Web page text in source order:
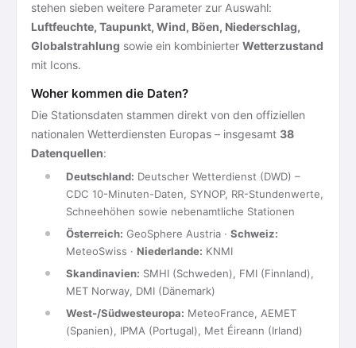
stehen sieben weitere Parameter zur Auswahl:
Luftfeuchte, Taupunkt, Wind, Böen, Niederschlag,
Globalstrahlung sowie ein kombinierter Wetterzustand
mit Icons.
Woher kommen die Daten?
Die Stationsdaten stammen direkt von den offiziellen
nationalen Wetterdiensten Europas – insgesamt 38
Datenquellen:
Deutschland: Deutscher Wetterdienst (DWD) –
CDC 10-Minuten-Daten, SYNOP, RR-Stundenwerte,
Schneehöhen sowie nebenamtliche Stationen
Österreich: GeoSphere Austria · Schweiz:
MeteoSwiss · Niederlande: KNMI
Skandinavien: SMHI (Schweden), FMI (Finnland),
MET Norway, DMI (Dänemark)
West-/Südwesteuropa: MeteoFrance, AEMET
(Spanien), IPMA (Portugal), Met Éireann (Irland)